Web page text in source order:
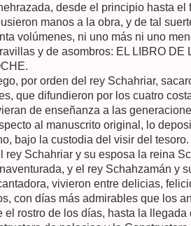
desde el principio hasta el
manos a la obra, y de tal
volúmenes, ni uno más ni uno
y de asombros: EL LIBRO DE
por orden del rey Schahriar,
que difundieron por los cuatro
de enseñanza a las
al manuscrito original, lo
bajo la custodia del visir del tesoro.
rey Schahriar y su esposa la reina
y el rey Schahzamán y
vivieron entre delicias,
con días más admirables que los
el rostro de los días, hasta la